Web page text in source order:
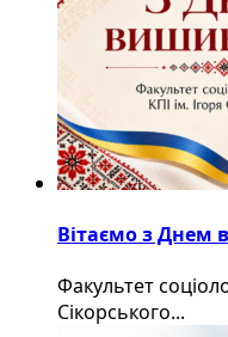
Вітаємо з Днем
Факультет
Сікорського...